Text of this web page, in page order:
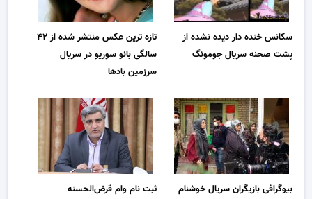
سکانس خنده دار دیده نشده از
پشت صحنه سریال جومونگ
تازه ترین عکس منتشر شده از ۴۲
سالگی بانو سوریو در سریال
سرزمین بادها
بیوگرافی بازیگران سریال خوشنام
ثبت نام وام قرض‌الحسنه